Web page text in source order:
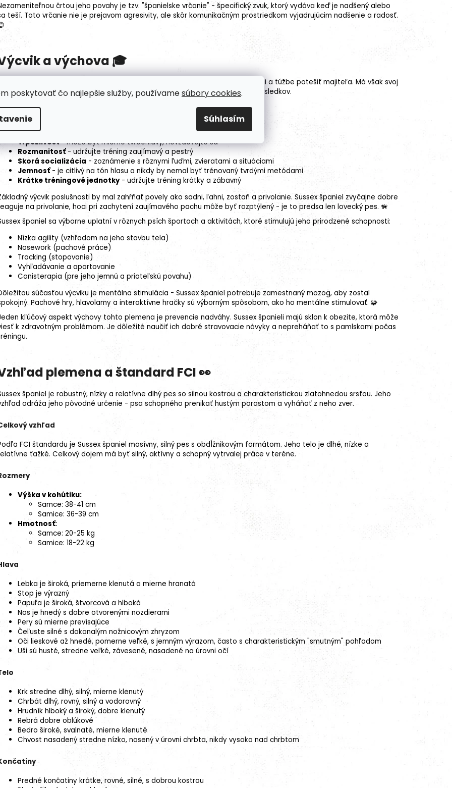
poskytovať čo najlepšie služby, používamesúbory cookies.
Súhlasím
črtou jeho povahy je tzv. "španielske vrčanie" - špecifický zvuk, ktorý vydáva keď je nadšený alebo
teší. Toto vrčanie nie je prejavom agresivity, ale skôr komunikačným prostriedkom vyjadrujúcim nadšenie a radosť.
a výchova 🎓
Sussex španiela je zvyčajne príjemným procesom vďaka jeho inteligencii a túžbe potešiť majiteľa. Má však svoj
charakter, ktorý je potrebné rešpektovať pre dosiahnutie najlepších výsledkov.
prístupy k výcviku:
Pozitívne metódy
- reaguje najlepšie na odmeny a pochvaly 🍖
Konzistentnosť
- potrebuje jasné pravidlá a hranice
Trpezlivosť- môže byť mierne tvrdohlavý, nevzdávajte sa
Rozmanitosť- udržujte tréning zaujímavý a pestrý
Skorá socializácia - zoznámenie s rôznymi ľuďmi, zvieratami a situáciami
Jemnosť- je citlivý na tón hlasu a nikdy by nemal byť trénovaný tvrdými metódami
Krátke tréningové jednotky- udržujte tréning krátky a zábavný
výcvik poslušnosti by mal zahŕňať povely ako sadni, ľahni, zostaň a privolanie. Sussex španiel zvyčajne dobre
na privolanie, hoci pri zachytení zaujímavého pachu môže byť rozptýlený - je to predsa len lovecký pes. 🦮
španiel sa výborne uplatní v rôznych psích športoch a aktivitách, ktoré stimulujú jeho prirodzené schopnosti:
Nízka agility (vzhľadom na jeho stavbu tela)
Nosework (pachové práce)
Tracking (stopovanie)
Vyhľadávanie a aportovanie
Canisterapia (pre jeho jemnú a priateľskú povahu)
súčasťou výcviku je mentálna stimulácia - Sussex španiel potrebuje zamestnaný mozog, aby zostal
Pachové hry, hlavolamy a interaktívne hračky sú výborným spôsobom, ako ho mentálne stimulovať. 🧩
kľúčový aspekt výchovy tohto plemena je prevencie nadváhy. Sussex španieli majú sklon k obezite, ktorá môže
k zdravotným problémom. Je dôležité naučiť ich dobré stravovacie návyky a nepreháňať to s pamlskami počas
plemena a štandard FCI 👀
španiel je robustný, nízky a relatívne dlhý pes so silnou kostrou a charakteristickou zlatohnedou srsťou. Jeho
odráža jeho pôvodné určenie - psa schopného prenikať hustým porastom a vyháňať z neho zver.
vzhľad
FCI štandardu je Sussex španiel masívny, silný pes s obdĺžnikovým formátom. Jeho telo je dlhé, nízke a
ťažké. Celkový dojem má byť silný, aktívny a schopný vytrvalej práce v teréne.
Výška v kohútiku:
Samce: 38-41 cm
Samice: 36-39 cm
Hmotnosť:
Samce: 20-25 kg
Samice: 18-22 kg
Lebka je široká, priemerne klenutá a mierne hranatá
Stop je výrazný
Papuľa je široká, štvorcová a hlboká
Nos je hnedý s dobre otvorenými nozdierami
Pery sú mierne prevísajúce
Čeľuste silné s dokonalým nožnicovým zhryzom
Oči lieskové až hnedé, pomerne veľké, s jemným výrazom, často s charakteristickým "smutným" pohľadom
Uši sú husté, stredne veľké, závesené, nasadené na úrovni očí
Krk stredne dlhý, silný, mierne klenutý
Chrbát dlhý, rovný, silný a vodorovný
Hrudník hlboký a široký, dobre klenutý
Rebrá dobre oblúkové
Bedro široké, svalnaté, mierne klenuté
Chvost nasadený stredne nízko, nosený v úrovni chrbta, nikdy vysoko nad chrbtom
Predné končatiny krátke, rovné, silné, s dobrou kostrou